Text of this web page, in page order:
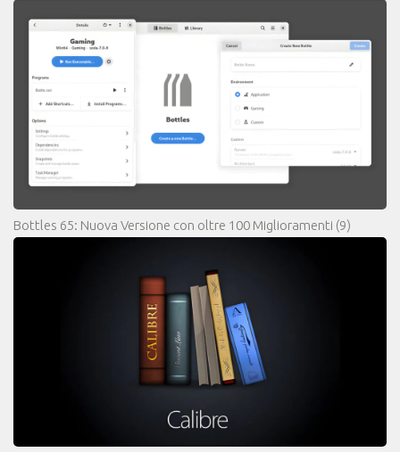
Bottles 65: Nuova Versione con oltre 100 Miglioramenti (9)